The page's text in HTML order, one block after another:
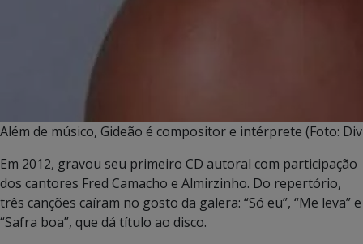
Além de músico, Gideão é compositor e intérprete (Foto:
Em 2012, gravou seu primeiro CD autoral com participação
dos cantores Fred Camacho e Almirzinho. Do repertório,
três canções caíram no gosto da galera: “Só eu”, “Me leva” e
“Safra boa”, que dá título ao disco.